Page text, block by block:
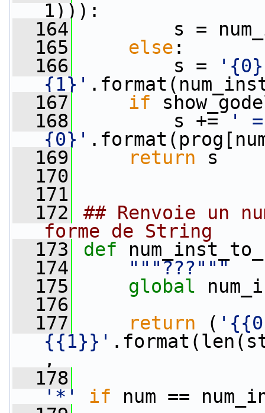
1))):
  164
s =
  165
else :
  166
s =
'{0}
{1}'
  167
if
  168
s +=
' =
{0}'
  169
return s
  170
  171
  172
## Renvoie un
forme de String
  173
def
  174
"""???"""
  175
global
  176
  177
return (
{{1}}'
,
  178
'*'
if num ==